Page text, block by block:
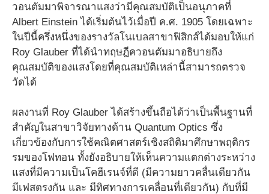
วอนตัมมาพิจารณาแสงว่ามีคุณสมบัติเป็นอนุภาคที่
Albert Einstein ได้เริ่มต้นไว้เมื่อปี ค.ศ. 1905 โดยเฉพาะ
ในปีนี้ครึ่งหนึ่งของรางวัลโนเบลสาขาฟิสิกส์ได้มอบให้แก่
Roy Glauber ที่ได้นำทฤษฎีควอนตัมมาอธิบายถึง
คุณสมบัติของแสงโดยที่คุณสมบัติเหล่านี้สามารถตรวจ
วัดได้
ผลงานที่ Roy Glauber ได้สร้างขึ้นถือได้ว่าเป็นพื้นฐานที่
สำคัญในสาขาวิจัยทางด้าน Quantum Optics ซึ่ง
เกี่ยวข้องกับการใช้คณิตศาสตร์เชิงสถิติมาศึกษาพฤติกร
รมของโฟทอน ทั้งยังอธิบายให้เห็นความแตกต่างระหว่าง
แสงที่มีความเป็นโคฮีเรนจ์ที่ดี (มีความยาวคลื่นเดียวกัน
มีเฟสตรงกัน และ มีทิศทางการเคลื่อนที่เดียวกัน) กับที่มี